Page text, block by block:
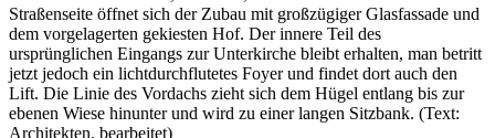
Straßenseite öffnet sich der Zubau mit großzügiger Glasfassade und
dem vorgelagerten gekiesten Hof. Der innere Teil des
ursprünglichen Eingangs zur Unterkirche bleibt erhalten, man betritt
jetzt jedoch ein lichtdurchflutetes Foyer und findet dort auch den
Lift. Die Linie des Vordachs zieht sich dem Hügel entlang bis zur
ebenen Wiese hinunter und wird zu einer langen Sitzbank. (Text:
Architekten, bearbeitet)